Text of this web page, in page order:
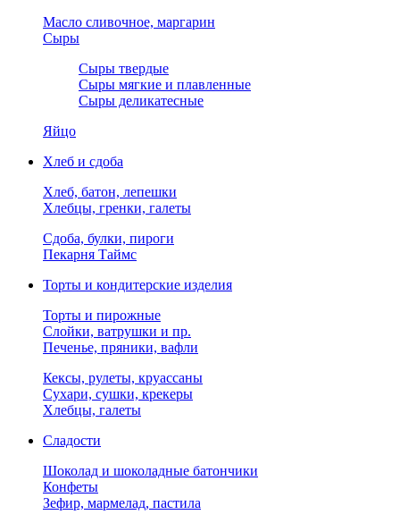
Масло сливочное, маргарин
Сыры
Сыры твердые
Сыры мягкие и плавленные
Сыры деликатесные
Яйцо
Хлеб и сдоба
Хлеб, батон, лепешки
Хлебцы, гренки, галеты
Сдоба, булки, пироги
Пекарня Таймс
Торты и кондитерские изделия
Торты и пирожные
Слойки, ватрушки и пр.
Печенье, пряники, вафли
Кексы, рулеты, круассаны
Сухари, сушки, крекеры
Хлебцы, галеты
Сладости
Шоколад и шоколадные батончики
Конфеты
Зефир, мармелад, пастила